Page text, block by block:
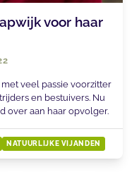
voor haar
veel passie voorzitter
en bestuivers. Nu
over aan haar opvolger.
NATUURLIJKE VIJANDEN